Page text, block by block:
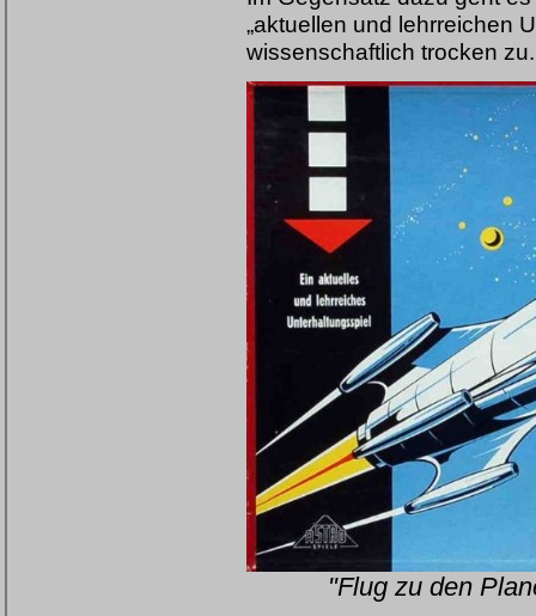
„aktuellen und lehrreichen
wissenschaftlich trocken zu.
"Flug zu den